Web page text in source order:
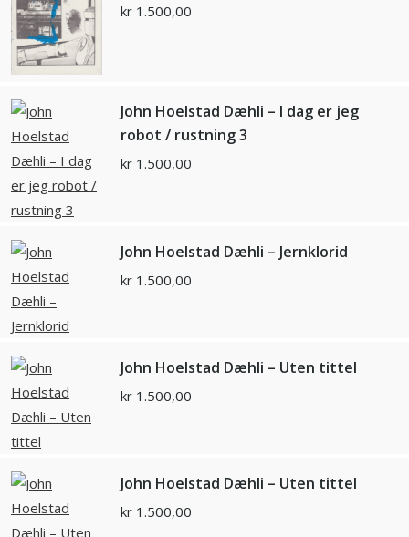
kr 1.500,00
John Hoelstad Dæhli – I dag er jeg
robot / rustning 3
kr 1.500,00
John Hoelstad Dæhli – Jernklorid
kr 1.500,00
John Hoelstad Dæhli – Uten tittel
kr 1.500,00
John Hoelstad Dæhli – Uten tittel
kr 1.500,00